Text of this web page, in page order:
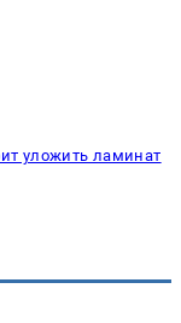
уложить ламинат